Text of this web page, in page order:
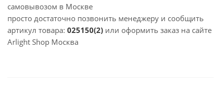
самовывозом в Москве
просто достаточно позвонить менеджеру и сообщить
артикул товара: 025150(2) или оформить заказ на сайте
Arlight Shop Москва